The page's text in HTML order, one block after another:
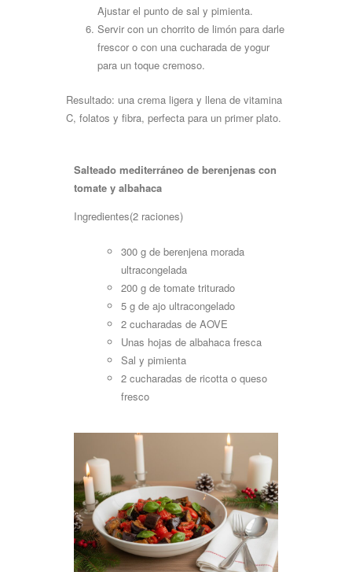
Ajustar el punto de sal y pimienta.
Servir con un chorrito de limón para darle
frescor o con una cucharada de yogur
para un toque cremoso.
Resultado: una crema ligera y llena de vitamina
C, folatos y fibra, perfecta para un primer plato.
Salteado mediterráneo de berenjenas con
tomate y albahaca
Ingredientes(2 raciones)
300 g de berenjena morada
ultracongelada
200 g de tomate triturado
5 g de ajo ultracongelado
2 cucharadas de AOVE
Unas hojas de albahaca fresca
Sal y pimienta
2 cucharadas de ricotta o queso
fresco